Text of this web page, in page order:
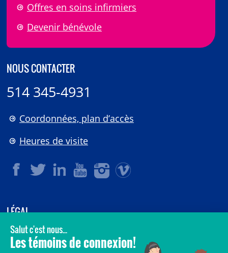
Offres en soins infirmiers
Devenir bénévole
NOUS CONTACTER
514 345-4931
Coordonnées, plan d’accès
Heures de visite
LÉGAL
© 2006-2026CHU Sainte-Justine.
Tous droits réservés.